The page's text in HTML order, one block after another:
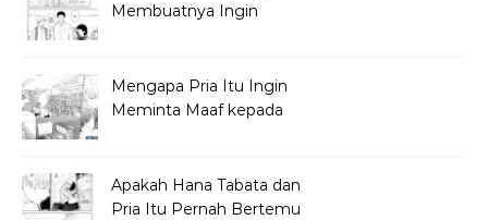
Membuatnya Ingin
Mengapa Pria Itu Ingin
Meminta Maaf kepada
Apakah Hana Tabata dan
Pria Itu Pernah Bertemu